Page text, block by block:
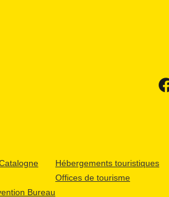
Bureau
Hébergements touristiques
Offices de tourisme